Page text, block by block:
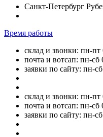
Санкт-Петербург
Время работы
склад и звонки: пн-пт
почта и вотсап: пн-сб
заявки по сайту: пн-
склад и звонки: пн-пт
почта и вотсап: пн-сб
заявки по сайту: пн-